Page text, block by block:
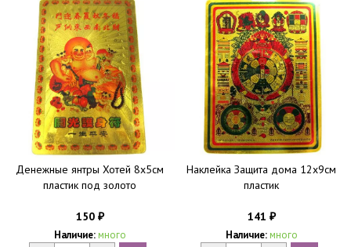
Денежные янтры Хотей 8х5см
пластик под золото
150 ₽
Наличие: много
Наклейка Защита дома 12х9см
пластик
141 ₽
Наличие: много